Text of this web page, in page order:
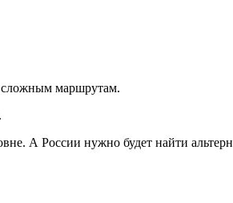
сложным маршрутам.
А России нужно будет найти